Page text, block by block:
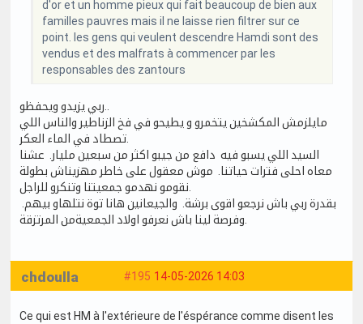
d'or et un homme pieux qui fait beaucoup de bien aux
familles pauvres mais il ne laisse rien filtrer sur ce
point. les gens qui veulent descendre Hamdi sont des
vendus et des malfrats à commencer par les
responsables des zantours
ربي يزيدو ويحفظو..
مايلزمش المكشخين يتخمرو و يطيحو في فخ الزناطير والناس اللي
تصطاد في الماء العكر.
السيد اللي يسبو فيه دافع من جيبو اكثر من سبعين مليار. عشنا
معاه احلى فترات حياتنا. موش معقول على خاطر مهزيناش بطولة
نقومو نهدمو جمعيتنا وتنكرو للراجل.
بقدرة ربي باش نرجعو اقوى برشة. والجيعانين هانا توة نتلهاو بيهم.
وفرصة لينا باش نعرفو اولاد الجمعيةمن المرتزقة.
#195 14-05-2026 14:03
chdoulla
Ce qui est HM à l'extérieure de l'éspérance comme disent les